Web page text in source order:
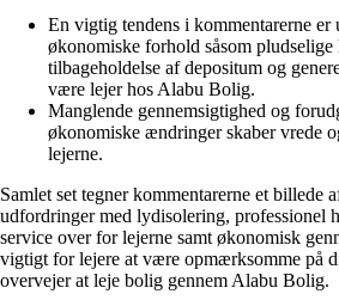
En vigtig tendens i kommentarerne er
økonomiske forhold såsom pludselige
tilbageholdelse af depositum og
være lejer hos Alabu Bolig.
Manglende gennemsigtighed og
økonomiske ændringer skaber vrede
lejerne.
Samlet set tegner kommentarerne et billede
udfordringer med lydisolering, professionel
service over for lejerne samt økonomisk
vigtigt for lejere at være opmærksomme på
overvejer at leje bolig gennem Alabu Bolig.